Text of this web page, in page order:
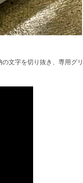
文字を切り抜き、専用グ